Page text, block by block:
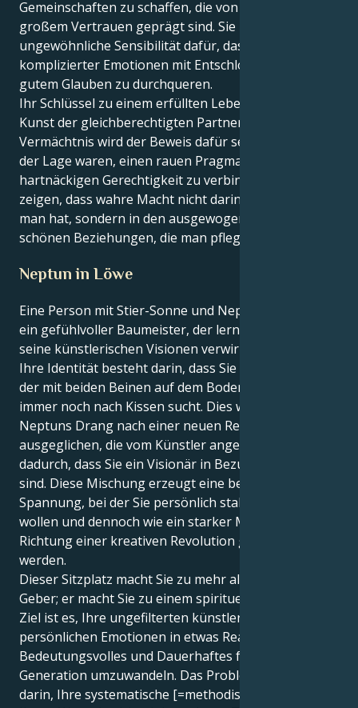
Gemeinschaften zu schaffen, die von Respekt und
großem Vertrauen geprägt sind. Sie haben eine
ungewöhnliche Sensibilität dafür, das Terrain
komplizierter Emotionen mit Entschlossenheit in
gutem Glauben zu durchqueren.
Ihr Schlüssel zu einem erfüllten Leben liegt in der
Kunst der gleichberechtigten Partnerschaft. Ihr
Vermächtnis wird der Beweis dafür sein, dass Sie in
der Lage waren, einen rauen Pragmatismus mit einer
hartnäckigen Gerechtigkeit zu verbinden und zu
zeigen, dass wahre Macht nicht darin besteht, was
man hat, sondern in den ausgewogenen und
schönen Beziehungen, die man pflegt.
Neptun in Löwe
Eine Person mit Stier-Sonne und Neptun in Löwe ist
ein gefühlvoller Baumeister, der lernen will, wie er
seine künstlerischen Visionen verwirklichen kann.
Ihre Identität besteht darin, dass Sie der Typ sind,
der mit beiden Beinen auf dem Boden bleibt, aber
immer noch nach Kissen sucht. Dies wird durch
Neptuns Drang nach einer neuen Realität
ausgeglichen, die vom Künstler angeführt wird, und
dadurch, dass Sie ein Visionär in Bezug auf Ihr Selbst
sind. Diese Mischung erzeugt eine behandelte
Spannung, bei der Sie persönlich stabil bleiben
wollen und dennoch wie ein starker Magnet in
Richtung einer kreativen Revolution gezogen
werden.
Dieser Sitzplatz macht Sie zu mehr als nur einem
Geber; er macht Sie zu einem spirituellen König. Ihr
Ziel ist es, Ihre ungefilterten künstlerischen und
persönlichen Emotionen in etwas Reales,
Bedeutungsvolles und Dauerhaftes für die neue
Generation umzuwandeln. Das Problem besteht
darin, Ihre systematische [=methodische] Seite mit